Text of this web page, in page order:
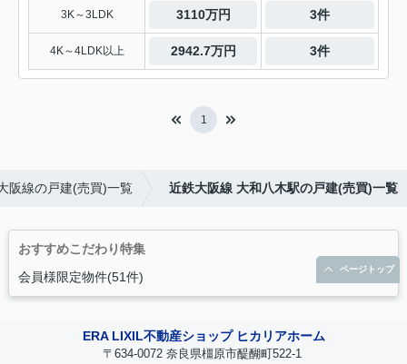
3K～3LDK 3110万円 3件
4K～4LDK以上 2942.7万円 3件
1
阪線の戸建(売買)一覧 近鉄大阪線 大和八木駅の戸建(売買)一覧
おすすめこだわり特集
会員様限定物件(51件)
ERA LIXIL不動産ショップ ヒカリアホーム
〒634-0072 奈良県橿原市醍醐町522-1
ページトップ